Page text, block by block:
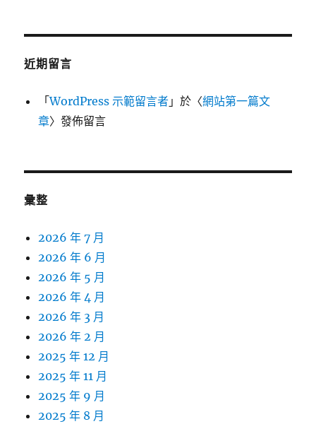
近期留言
「WordPress 示範留言者 」於〈網站第一篇文
章〉發佈留言
彙整
2026 年 7 月
2026 年 6 月
2026 年 5 月
2026 年 4 月
2026 年 3 月
2026 年 2 月
2025 年 12 月
2025 年 11 月
2025 年 9 月
2025 年 8 月